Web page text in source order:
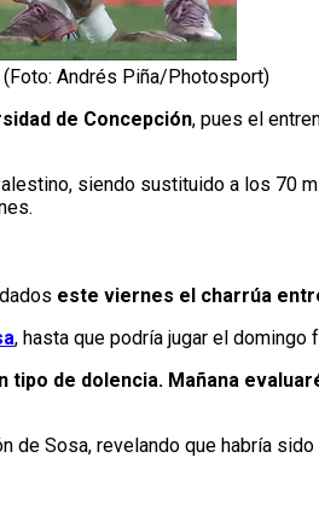
Andrés Piña/Photosport)
de Concepción, pues el
siendo sustituido a los 70
este viernes el charrúa
, hasta que podría jugar el domingo
de dolencia. Mañana
de Sosa, revelando que habría sido